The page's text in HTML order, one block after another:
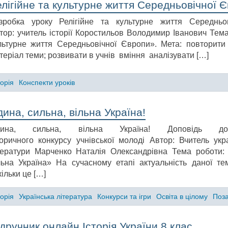
та культурне життя Середньовічної
уроку Релігійне та культурне життя
учитель історії Коростильов Володимир Іванович
життя Середньовічної Європи». Мета: повторити
теми; розвивати в учнів вміння аналізувати […]
Конспекти уроків
сильна, вільна Україна!
сильна, вільна Україна! Доповідь до
конкурсу учнівської молоді Автор: Вчитель
Марченко Наталія Олександрівна Тема
Україна» На сучасному етапі актуальність даної
це […]
Українська література Конкурси та ігри Освіта в цілому